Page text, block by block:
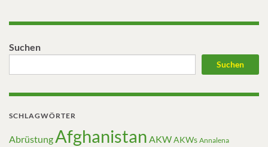
Suchen
Suchen
SCHLAGWÖRTER
Abrüstung Afghanistan AKWAKWs Annalena